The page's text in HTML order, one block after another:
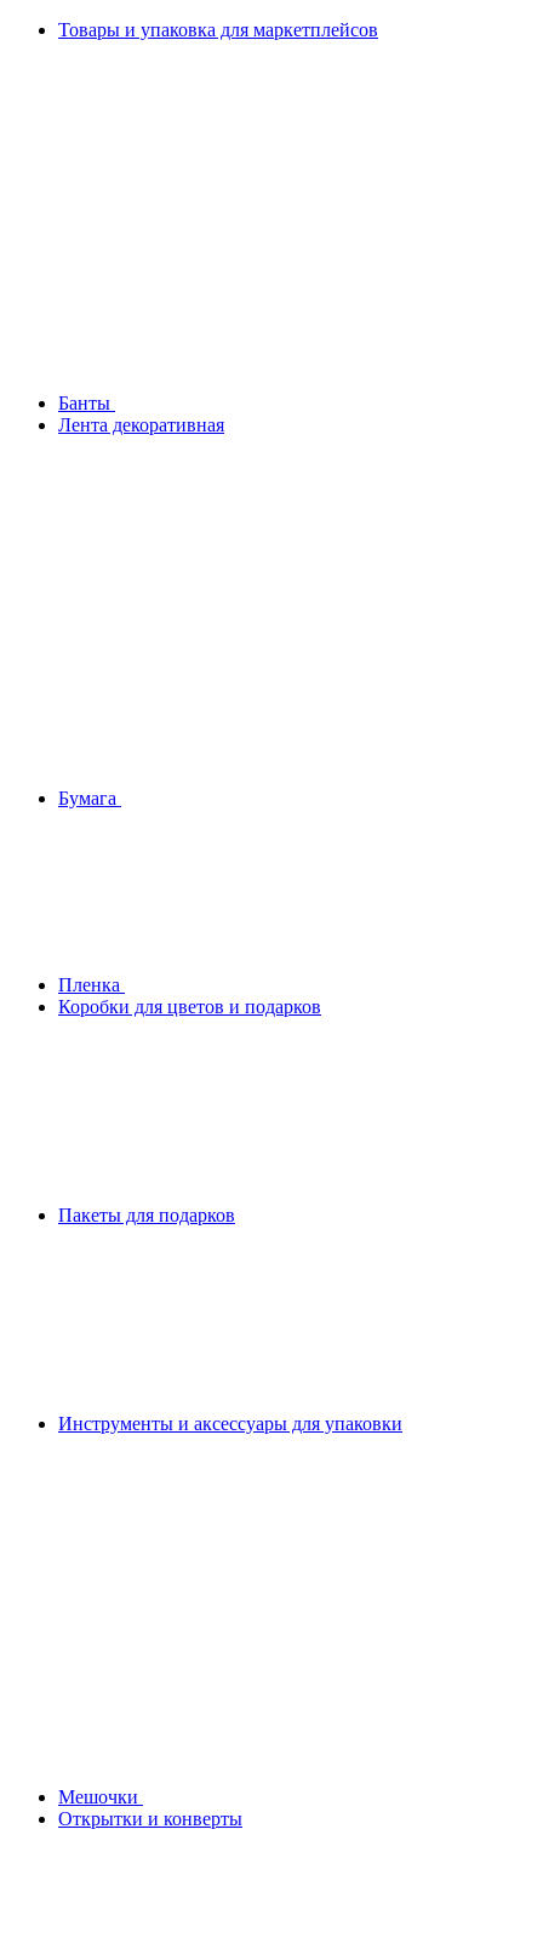
Товары и упаковка для маркетплейсов
Банты
Лента декоративная
Бумага
Плeнка
Коробки для цветов и подарков
Пакеты для подарков
Инструменты и аксессуары для упаковки
Мешочки
Открытки и конверты